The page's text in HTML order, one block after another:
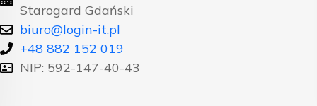
Starogard Gdański
biuro@login-it.pl
+48 882 152 019
NIP: 592-147-40-43